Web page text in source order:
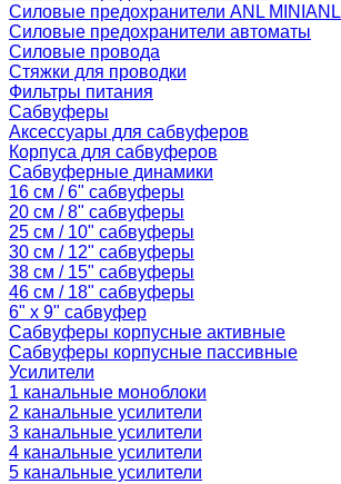
Силовые предохранители ANL MINIANL
Силовые предохранители автоматы
Силовые провода
Стяжки для проводки
Фильтры питания
Сабвуферы
Аксессуары для сабвуферов
Корпуса для сабвуферов
Сабвуферные динамики
16 см / 6" сабвуферы
20 см / 8" сабвуферы
25 см / 10" сабвуферы
30 см / 12" сабвуферы
38 см / 15" сабвуферы
46 см / 18" сабвуферы
6" x 9" сабвуфер
Сабвуферы корпусные активные
Сабвуферы корпусные пассивные
Усилители
1 канальные моноблоки
2 канальные усилители
3 канальные усилители
4 канальные усилители
5 канальные усилители